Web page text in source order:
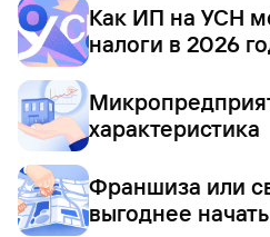
Как ИП на УСН
налоги в 2026
характеристика
Франшиза или
выгоднее начать